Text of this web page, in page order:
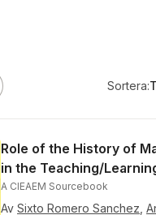
Sortera:
Role of the History of
in the Teaching/
A CIEAEM Sourcebook
Av Sixto Romero Sanchez